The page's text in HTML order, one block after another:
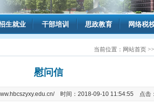
生就业 干部培训 思政教育 网络税
当前位置： 网站首页 >>
慰问信
时间：2018-09-10 11:54:55 点击